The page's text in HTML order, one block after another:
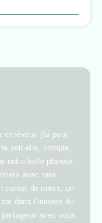
et rêveur, j'ai pour
soit-elle, compte.
notre belle planète,
avec mes
carnet de notes, un
dans l'univers du
avec vous